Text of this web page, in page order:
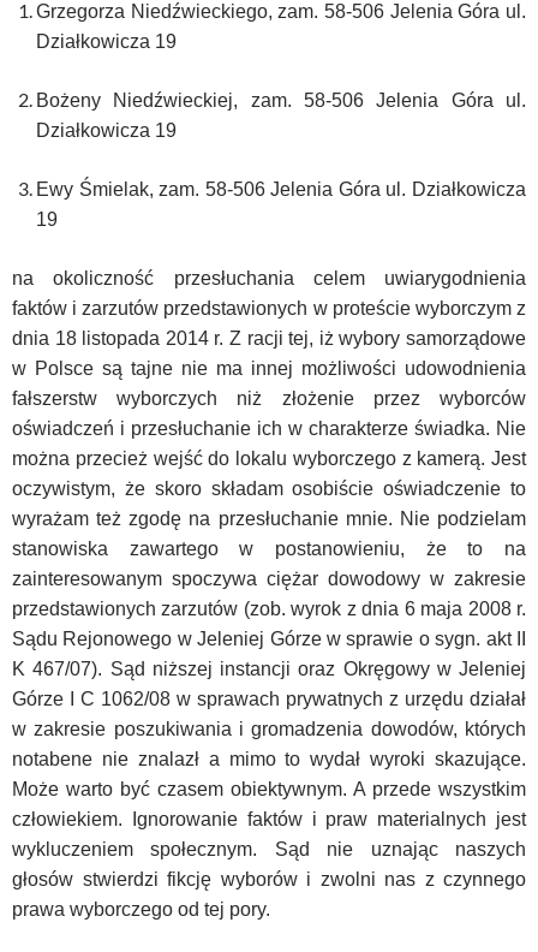
Grzegorza Niedźwieckiego, zam. 58-506 Jelenia Góra ul.
Działkowicza 19
Bożeny Niedźwieckiej, zam. 58-506 Jelenia Góra ul.
Działkowicza 19
Ewy Śmielak, zam. 58-506 Jelenia Góra ul. Działkowicza
19
na okoliczność przesłuchania celem uwiarygodnienia
faktów i zarzutów przedstawionych w proteście wyborczym z
dnia 18 listopada 2014 r. Z racji tej, iż wybory samorządowe
w Polsce są tajne nie ma innej możliwości udowodnienia
fałszerstw wyborczych niż złożenie przez wyborców
oświadczeń i przesłuchanie ich w charakterze świadka. Nie
można przecież wejść do lokalu wyborczego z kamerą. Jest
oczywistym, że skoro składam osobiście oświadczenie to
wyrażam też zgodę na przesłuchanie mnie. Nie podzielam
stanowiska zawartego w postanowieniu, że to na
zainteresowanym spoczywa ciężar dowodowy w zakresie
przedstawionych zarzutów (zob. wyrok z dnia 6 maja 2008 r.
Sądu Rejonowego w Jeleniej Górze w sprawie o sygn. akt II
K 467/07). Sąd niższej instancji oraz Okręgowy w Jeleniej
Górze I C 1062/08 w sprawach prywatnych z urzędu działał
w zakresie poszukiwania i gromadzenia dowodów, których
notabene nie znalazł a mimo to wydał wyroki skazujące.
Może warto być czasem obiektywnym. A przede wszystkim
człowiekiem. Ignorowanie faktów i praw materialnych jest
wykluczeniem społecznym. Sąd nie uznając naszych
głosów stwierdzi fikcję wyborów i zwolni nas z czynnego
prawa wyborczego od tej pory.